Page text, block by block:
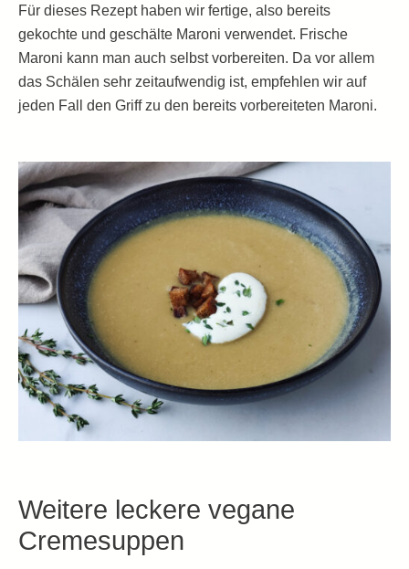
Für dieses Rezept haben wir fertige, also bereits
gekochte und geschälte Maroni verwendet. Frische
Maroni kann man auch selbst vorbereiten. Da vor allem
das Schälen sehr zeitaufwendig ist, empfehlen wir auf
jeden Fall den Griff zu den bereits vorbereiteten Maroni.
Weitere leckere vegane
Cremesuppen